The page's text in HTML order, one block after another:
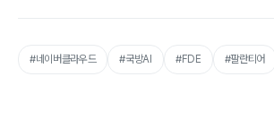
#네이버클라우드 #국방AI #FDE #팔란티어